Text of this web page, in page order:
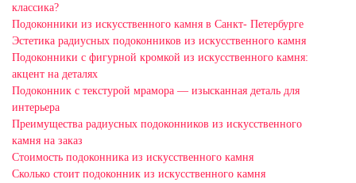
классика?
Подоконники из искусственного камня в Санкт- Петербурге
Эстетика радиусных подоконников из искусственного камня
Подоконники с фигурной кромкой из искусственного камня:
акцент на деталях
Подоконник с текстурой мрамора — изысканная деталь для
интерьера
Преимущества радиусных подоконников из искусственного
камня на заказ
Стоимость подоконника из искусственного камня
Сколько стоит подоконник из искусственного камня